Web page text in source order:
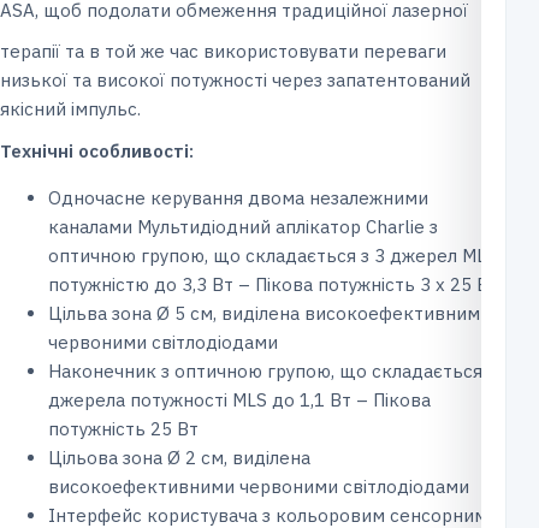
ASA, щоб подолати обмеження традиційної лазерної
терапії та в той же час використовувати переваги
низької та високої потужності через запатентований
якісний імпульс.
Технічні особливості:
Одночасне керування двома незалежними
каналами Мультидіодний аплікатор Charlie з
оптичною групою, що складається з 3 джерел MLS
потужністю до 3,3 Вт – Пікова потужність 3 x 25 Вт
Цільва зона Ø 5 см, виділена високоефективними
червоними світлодіодами
Наконечник з оптичною групою, що складається з
джерела потужності MLS до 1,1 Вт – Пікова
потужність 25 Вт
Цільова зона Ø 2 см, виділена
високоефективними червоними світлодіодами
Інтерфейс користувача з кольоровим сенсорним